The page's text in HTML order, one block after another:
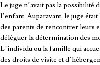
Le juge n’avait pas la possibilité
l’enfant. Auparavant, le juge
des parents de rencontrer leurs
déléguer la détermination des
L’individu ou la famille qui
des droits de visite et